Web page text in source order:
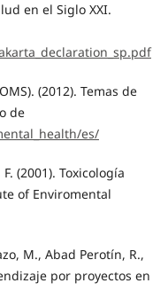
en el Siglo XXI.
(2012). Temas de
de
es/
(2001). Toxicología
of Enviromental
M., Abad Perotín, R.,
por proyectos en